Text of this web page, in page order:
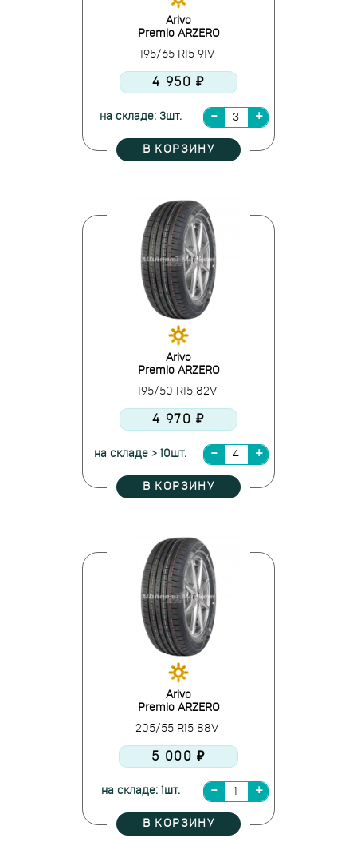
Arivo
Premio ARZERO
195/65 R15 91V
4 950 ₽
на складе: 3шт.
В КОРЗИНУ
Arivo
Premio ARZERO
195/50 R15 82V
4 970 ₽
на складе > 10шт.
В КОРЗИНУ
Arivo
Premio ARZERO
205/55 R15 88V
5 000 ₽
на складе: 1шт.
В КОРЗИНУ